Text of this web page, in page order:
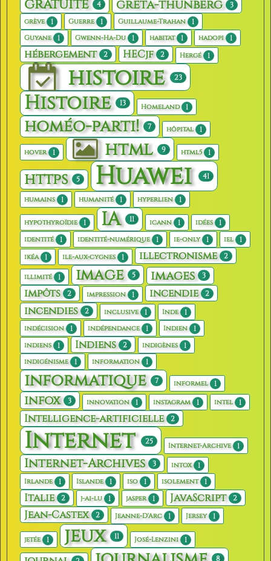
gratuité 4 greta-thunberg 3
grève 1 Guerre 1 Guillaume-Trahan 1
Guyane 1 Gwenn-Ha-Du 1 habitat 1 hadopi 1
hébergement 2 HECjf 2 Hergé 1
histoire 23
Histoire 13 Homeland 1
homéo-parti! 7 hôpital 1
hover 1 html 9 html5 1
https 5 Huawei 41
humains 1 humanité 1 hyperlien 1
hypothyroïdie 1 IA 11 icann 1 idées 1
identité 1 identité-numérique 1 ie-only 1 iel 1
ikéa 1 ile-aux-cygnes 1 illectronisme 2
illimité 1 image 5 images 3
impôts 2 impression 1 incendie 2
incendies 2 inclusive 1 Inde 1
indécision 1 indépendance 1 Indien 1
indiens 1 Indiens 2 indigènes 1
indigénisme 1 information 1
informatique 7 informel 1
infox 3 innovation 1 instagram 1 intel 1
Intelligence-artificielle 2
Internet 25 Internet-Archive 1
Internet-Archives 3 intox 1
Irlande 1 Islande 1 iso 1 isolement 1
Italie 2 j-ai-lu 1 jasper 1 JavaScript 2
Jean-Castex 2 Jeanne-D'Arc 1 Jersey 1
jetée 1 jeux 11 José-Lenzini 1
8